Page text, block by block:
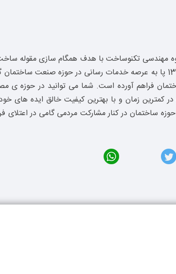
تکنوساخت با هدف همگام سازی مقوله
را در سال 1393 آغاز نمود. در راستای این هدف وب سایت رسمی تکنوساخت در سال 1395 پا به عرصه
فراهم آورده است. شما می توانید در حوزه ی
زمان و با بهترین کیفیت خالق ایده های
حوزه ساختمان در کنار مشارکت مردمی گامی در